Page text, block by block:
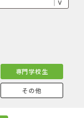
専門学校生
その他